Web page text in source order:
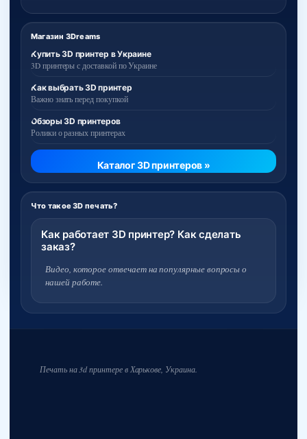
Магазин 3Dreams
Купить 3D принтер в Украине
3D принтеры с доставкой по Украине
Как выбрать 3D принтер
Важно знать перед покупкой
Обзоры 3D принтеров
Ролики о разных принтерах
Каталог 3D принтеров »
Что такое 3D печать?
Как работает 3D принтер? Как сделать
заказ?
Видео, которое отвечает на популярные вопросы о
нашей работе.
Печать на 3d принтере в Харькове, Украина.